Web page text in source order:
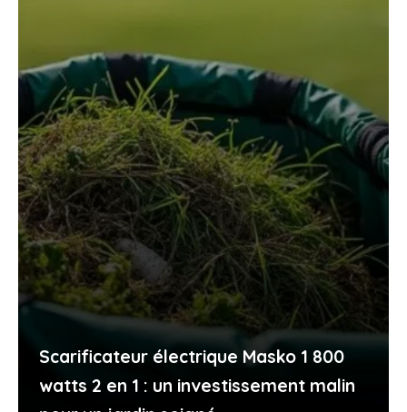
Scarificateur électrique Masko 1 800
watts 2 en 1 : un investissement malin